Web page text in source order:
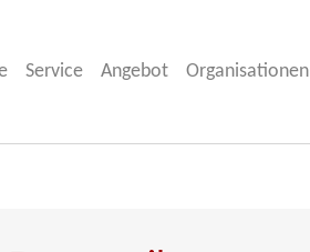
Service Angebot Organisationen